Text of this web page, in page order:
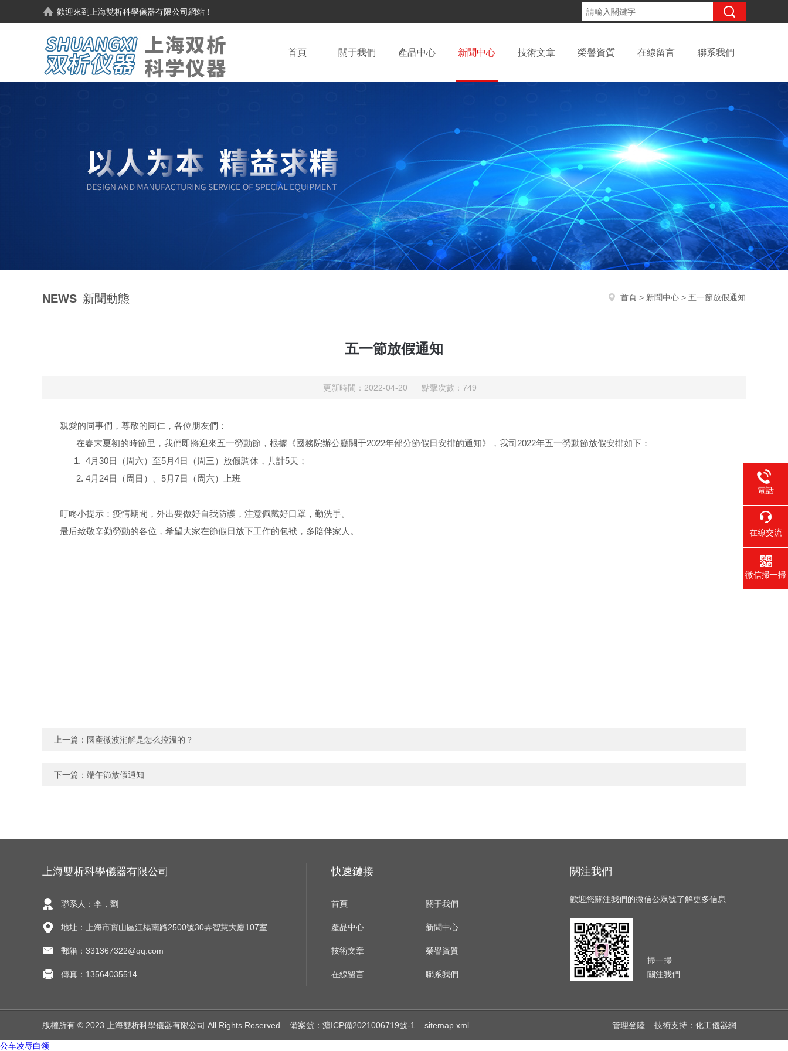
歡迎來到 上海雙析科學儀器有限公司網站！
首頁 關于我們 產品中心 新聞中心 技術文章 榮譽資質 在線留言 聯系我們
NEWS 新聞動態 首頁 > 新聞中心 > 五一節放假通知
五一節放假通知
更新時間：2022-04-20 點擊次數：749
親愛的同事們，尊敬的同仁，各位朋友們：
在春末夏初的時節里，我們即將迎來五一勞動節，根據《國務院辦公廳關于2022年部分節假日安排的通知》，我司2022年五一勞動節放假安排如下：
1. 4月30日（周六）至5月4日（周三）放假調休，共計5天；
2. 4月24日（周日）、5月7日（周六）上班
叮咚小提示：疫情期間，外出要做好自我防護，注意佩戴好口罩，勤洗手。
最后致敬辛勤勞動的各位，希望大家在節假日放下工作的包袱，多陪伴家人。
上一篇： 國產微波消解是怎么控溫的？
下一篇： 端午節放假通知
上海雙析科學儀器有限公司
聯系人：李，劉
地址：上海市寶山區江楊南路2500號30弄智慧大廈107室
郵箱：331367322@qq.com
傳真：13564035514
快速鏈接
首頁 關于我們
產品中心 新聞中心
技術文章 榮譽資質
在線留言 聯系我們
關注我們
歡迎您關注我們的微信公眾號了解更多信息
掃一掃
關注我們
版權所有 © 2023 上海雙析科學儀器有限公司 All Rights Reserved 備案號：滬ICP備2021006719號-1 sitemap.xml 管理登陸 技術支持： 化工儀器網
電話
李
在線交流
微信掃一掃
公车凌辱白领